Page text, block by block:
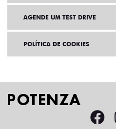
AGENDE UM TEST DRIVE
POLÍTICA DE COOKIES